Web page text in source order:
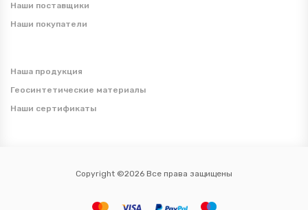
Наши поставщики
Наши покупатели
Наша продукция
Геосинтетические материалы
Наши сертификаты
Copyright ©2026 Все права защищены